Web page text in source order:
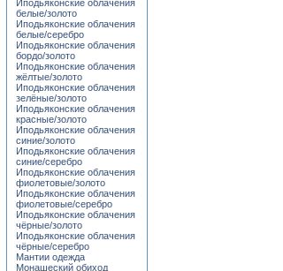
Иподьяконские облачения
белые/золото
Иподьяконские облачения
белые/серебро
Иподьяконские облачения
бордо/золото
Иподьяконские облачения
жёлтые/золото
Иподьяконские облачения
зелёные/золото
Иподьяконские облачения
красные/золото
Иподьяконские облачения
синие/золото
Иподьяконские облачения
синие/серебро
Иподьяконские облачения
фиолетовые/золото
Иподьяконские облачения
фиолетовые/серебро
Иподьяконские облачения
чёрные/золото
Иподьяконские облачения
чёрные/серебро
Мантии одежда
Монашеский обиход